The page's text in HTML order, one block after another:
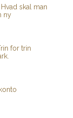
skal man
ny
for trin